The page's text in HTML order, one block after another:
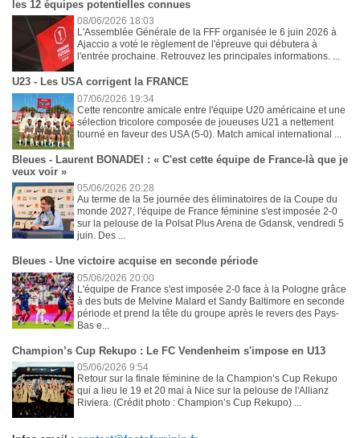
les 12 équipes potentielles connues
08/06/2026 18:03
L'Assemblée Générale de la FFF organisée le 6 juin 2026 à
Ajaccio a voté le règlement de l'épreuve qui débutera à
l'entrée prochaine. Retrouvez les principales informations. ...
U23 - Les USA corrigent la FRANCE
07/06/2026 19:34
Cette rencontre amicale entre l'équipe U20 américaine et une
sélection tricolore composée de joueuses U21 a nettement
tourné en faveur des USA (5-0). Match amical international ...
Bleues - Laurent BONADEI : « C'est cette équipe de France-là que je
veux voir »
05/06/2026 20:28
Au terme de la 5e journée des éliminatoires de la Coupe du
monde 2027, l'équipe de France féminine s'est imposée 2-0
sur la pelouse de la Polsat Plus Arena de Gdansk, vendredi 5
juin. Des ...
Bleues - Une victoire acquise en seconde période
05/06/2026 20:00
L'équipe de France s'est imposée 2-0 face à la Pologne grâce
à des buts de Melvine Malard et Sandy Baltimore en seconde
période et prend la tête du groupe après le revers des Pays-
Bas e...
Champion’s Cup Rekupo : Le FC Vendenheim s'impose en U13
05/06/2026 9:54
Retour sur la finale féminine de la Champion’s Cup Rekupo
qui a lieu le 19 et 20 mai à Nice sur la pelouse de l'Allianz
Riviera. (Crédit photo : Champion’s Cup Rekupo) ...